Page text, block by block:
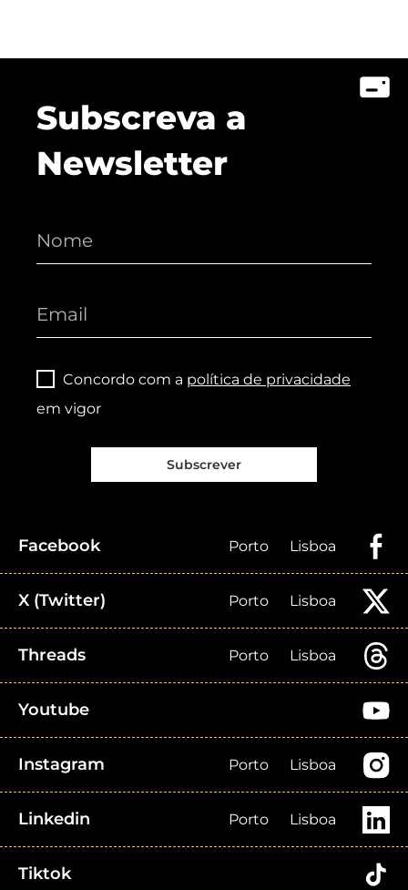
Subscreva a
Newsletter
Concordo com a política de privacidade
em vigor
Subscrever
Facebook Porto Lisboa
X (Twitter) Porto Lisboa
Threads Porto Lisboa
Youtube
Instagram Porto Lisboa
Linkedin Porto Lisboa
Tiktok